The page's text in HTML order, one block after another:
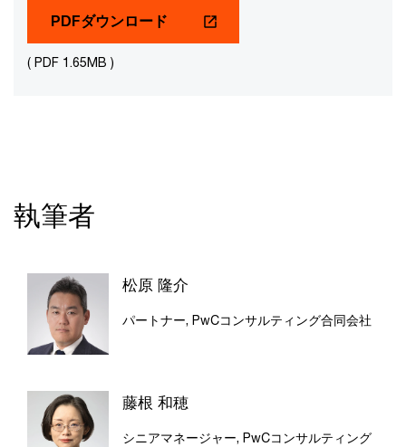
PDFダウンロード
( PDF 1.65MB )
執筆者
松原 隆介
パートナー, PwCコンサルティング合同会社
藤根 和穂
シニアマネージャー, PwCコンサルティング